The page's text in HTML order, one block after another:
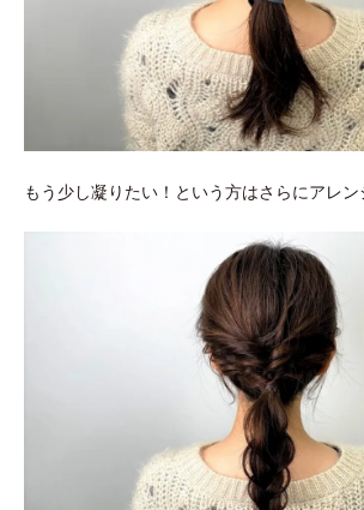
もう少し凝りたい！という方はさらにアレン